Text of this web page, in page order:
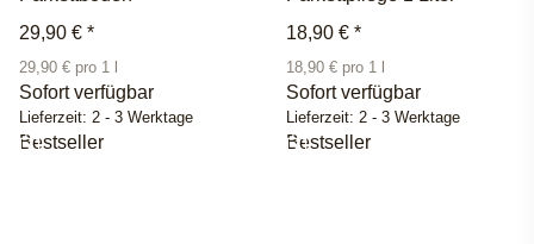
29,90 € *
29,90 € pro 1 l
Sofort verfügbar
Lieferzeit: 2 - 3 Werktage
18,90 € *
18,90 € pro 1 l
Sofort verfügbar
Lieferzeit: 2 - 3 Werktage
Bestseller Bestseller